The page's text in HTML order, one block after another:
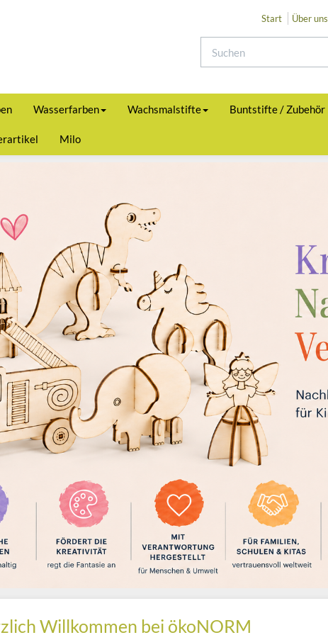
Start Über uns
Wasserfarben Wachsmalstifte Buntstifte / Zubehör
Milo
Willkommen bei ökoNORM